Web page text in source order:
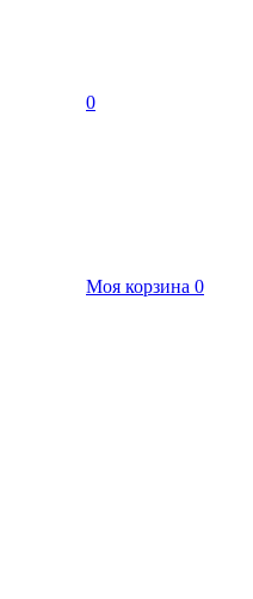
0
Моя корзина 0